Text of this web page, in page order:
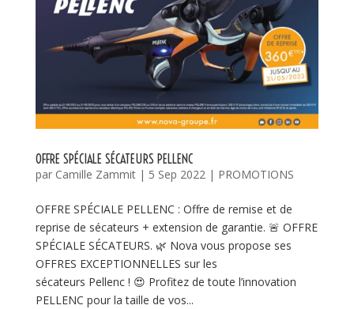
OFFRE SPÉCIALE SÉCATEURS PELLENC
par Camille Zammit| 5 Sep 2022| PROMOTIONS
OFFRE SPÉCIALE PELLENC : Offre de remise et de
reprise de sécateurs + extension de garantie. 🚨 OFFRE
SPÉCIALE SÉCATEURS. 🌿 Nova vous propose ses
OFFRES EXCEPTIONNELLES sur les
sécateurs Pellenc ! 😍 Profitez de toute l’innovation
PELLENC pour la taille de vos...